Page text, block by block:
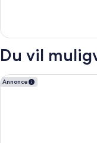
badeværelse
Bed
and
2
til
personer
privat
badeværelse
Du vil
Annonce
Four Points Flex by